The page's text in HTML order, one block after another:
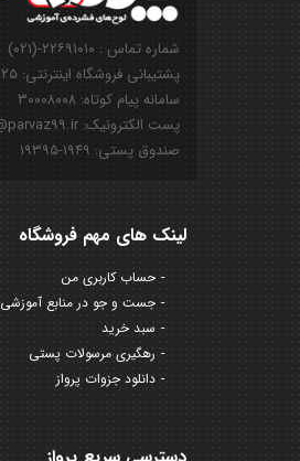
شماره تماس : ۲۲۶۹۱۰۱۰-(۰۲۱)
پشتیبانی فروشگاه اینترنتی: ۰۹۱۲۸۵۰۱۱۲۵
سامانه پیام کوتاه: ۳۰۰۰۸۰۰۸
پست الکترونیک: info@parvaz99.ir
صندوق پستی: ۱۹۴۹-۱۹۳۹۵
لینک های مهم فروشگاه
حساب کاربری من
جست و جو در منابع آموزشی
سبد خرید
رهگیری مرسولات پستی
دانلود جزوات پرواز